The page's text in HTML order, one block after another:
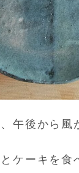
午後から風
ケーキを食